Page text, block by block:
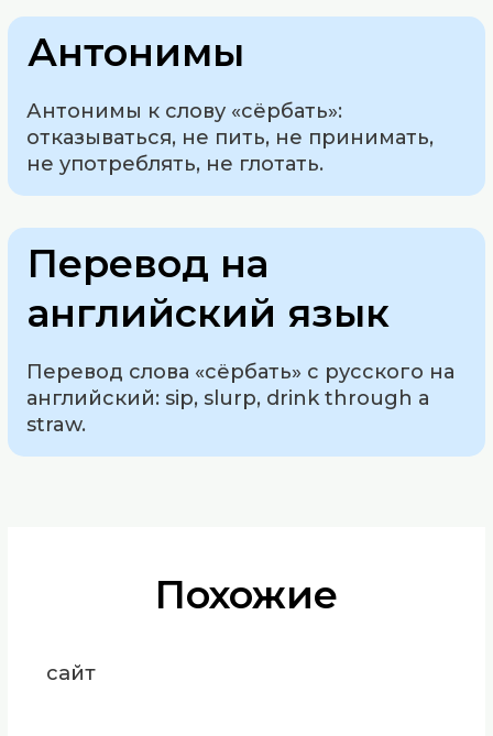
Антонимы
Антонимы к слову «сёрбать»:
отказываться, не пить, не принимать,
не употреблять, не глотать.
Перевод на
английский язык
Перевод слова «сёрбать» с русского на
английский: sip, slurp, drink through a
straw.
Похожие
сайт